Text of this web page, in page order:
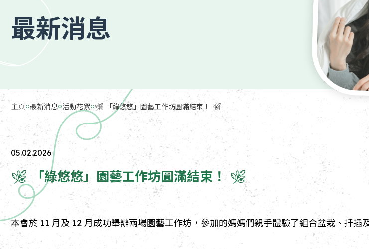
最新消息
主頁 最新消息 活動花絮 🌿 「綠悠悠」園藝工作坊圓滿結束！ 🌿
05.02.2026
🌿 「綠悠悠」園藝工作坊圓滿結束！ 🌿
本會於 11 月及 12 月成功舉辦兩場園藝工作坊，參加的媽媽們親手體驗了組合盆栽、扦